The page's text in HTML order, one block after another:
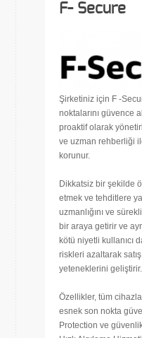
F- Secure
Şirketiniz için F -
noktalarını güvence
proaktif olarak
ve uzman rehberliği
korunur.
Dikkatsiz bir şekilde
etmek ve tehditlere
uzmanlığını ve
bir araya getirir ve
kötü niyetli kullanıcı
riskleri azaltarak
yeteneklerini geliştirir.
Özellikler, tüm
esnek son nokta
Protection ve